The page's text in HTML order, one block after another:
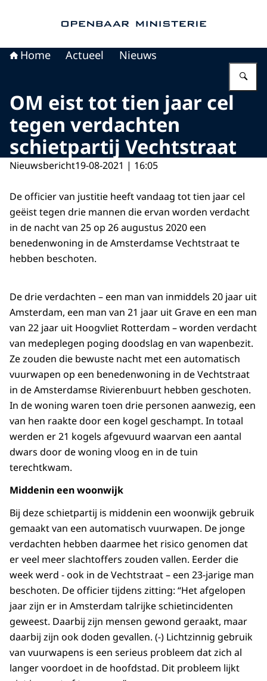
Home Actueel Nieuws
OM eist tot tien jaar cel
tegen verdachten
schietpartij Vechtstraat
Nieuwsbericht19-08-2021 | 16:05
De officier van justitie heeft vandaag tot tien jaar cel
geëist tegen drie mannen die ervan worden verdacht
in de nacht van 25 op 26 augustus 2020 een
benedenwoning in de Amsterdamse Vechtstraat te
hebben beschoten.
De drie verdachten – een man van inmiddels 20 jaar uit
Amsterdam, een man van 21 jaar uit Grave en een man
van 22 jaar uit Hoogvliet Rotterdam – worden verdacht
van medeplegen poging doodslag en van wapenbezit.
Ze zouden die bewuste nacht met een automatisch
vuurwapen op een benedenwoning in de Vechtstraat
in de Amsterdamse Rivierenbuurt hebben geschoten.
In de woning waren toen drie personen aanwezig, een
van hen raakte door een kogel geschampt. In totaal
werden er 21 kogels afgevuurd waarvan een aantal
dwars door de woning vloog en in de tuin
terechtkwam.
Middenin een woonwijk
Bij deze schietpartij is middenin een woonwijk gebruik
gemaakt van een automatisch vuurwapen. De jonge
verdachten hebben daarmee het risico genomen dat
er veel meer slachtoffers zouden vallen. Eerder die
week werd - ook in de Vechtstraat – een 23-jarige man
beschoten. De officier tijdens zitting: “Het afgelopen
jaar zijn er in Amsterdam talrijke schietincidenten
geweest. Daarbij zijn mensen gewond geraakt, maar
daarbij zijn ook doden gevallen. (-) Lichtzinnig gebruik
van vuurwapens is een serieus probleem dat zich al
langer voordoet in de hoofdstad. Dit probleem lijkt